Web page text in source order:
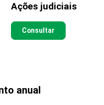
Ações judiciais
Consultar
anual